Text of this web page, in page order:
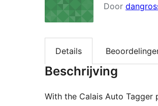
Door
Details
Beschrijving
With the Calais Auto Tagger